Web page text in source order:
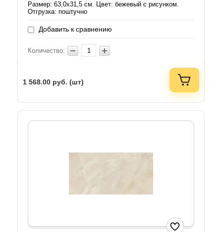
Размер: 63,0х31,5 см. Цвет: бежевый с рисунком.
Отгрузка: поштучно
Добавить к сравнению
Количество:
1 568.00 руб. (шт)